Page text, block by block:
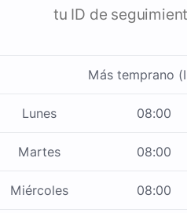
tu ID de
Más temprano
Lunes 08:00
Martes 08:00
Miércoles 08:00